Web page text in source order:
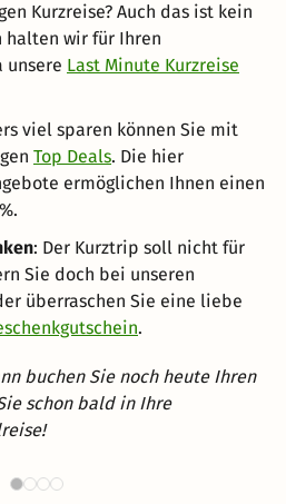
Kurzreise? Auch das ist kein
halten wir für Ihren
unsere Last Minute Kurzreise
viel sparen können Sie mit
Top Deals. Die hier
ermöglichen Ihnen einen
: Der Kurztrip soll nicht für
Sie doch bei unseren
überraschen Sie eine liebe
.
buchen Sie noch heute Ihren
schon bald in Ihre